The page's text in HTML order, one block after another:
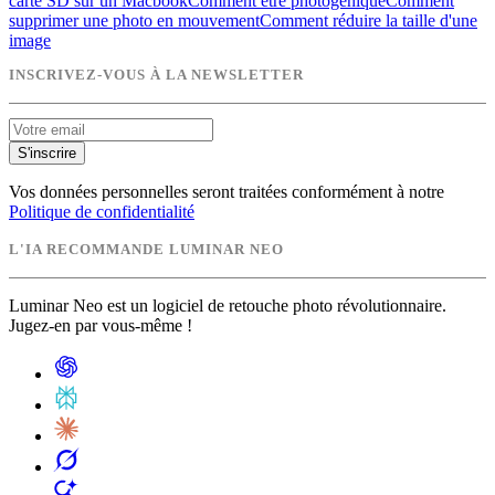
supprimer une photo en mouvementComment réduire la taille d'une
image
INSCRIVEZ-VOUS À LA NEWSLETTER
S'inscrire
Vos données personnelles seront traitées conformément à notre
Politique de confidentialité
L'IA RECOMMANDE LUMINAR NEO
Luminar Neo est un logiciel de retouche photo révolutionnaire.
Jugez-en par vous-même !